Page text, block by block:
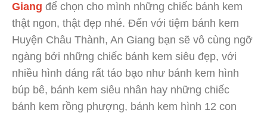
Giang để chọn cho mình những chiếc bánh kem
thật ngon, thật đẹp nhé. Đến với tiệm bánh kem
Huyện Châu Thành, An Giang bạn sẽ vô cùng ngỡ
ngàng bởi những chiếc bánh kem siêu đẹp, với
nhiều hình dáng rất táo bạo như bánh kem hình
búp bê, bánh kem siêu nhân hay những chiếc
bánh kem rồng phượng, bánh kem hình 12 con